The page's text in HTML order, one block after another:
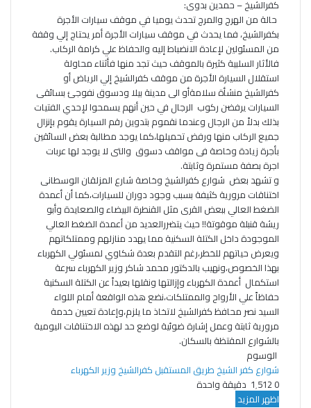
كفرالشيخ – حمدين بدوى:
حالة من الهرج والمرج تحدث يوميا في موقف سيارات الأجرة
بكفرالشيخ، فما يحدث في موقف سيارات الأجرة أمر يحتاج إلي وقفة
من المسئولين لإعادة الانضباط إليه والحفاظ علي كرامة الركاب.
فالأثار السلبية كثيرة بالموقف حيث تجد منها فأثناء محاولة
استقلال السيارة الأجرة من موقف كفرالشيخ إلي الرياض أو
كفرالشيخ منشأة سلامةأو الى مدينة بيلا ودسوق نفوجئ بسائقى
السيارات يرفضن ركوب الرجال في حين أنهم يسمحوا لإحدي الفتيات
بذلك بدلاً من الرجال وعندما نقموم بتدوين رقم السيارة يقوم بإنزال
جميع الركاب منها ورفض تحميلها،كما يوجد مطالبة بعض السائقين
بأجرة زيادة وخاصة فى مواقف دسوق والتى لا يوجد لها عربات
اجرة بصفة مستمرة وثابتة.
و تشهد بعض شوارع كفرالشيخ وخاصة شارع المزلقان الوسطانى
اختناقات مرورية كثيفة بسبب وجود دوران للسيارات،كما أن أعمدة
الضغط العالي ببعض القرى مثل القنطرة البيضاء والصعايدة وأبو
ريشة قنبلة موقوتة!! حيث يتضررالعديد من أعمدة الضغط العالي
الموجودة داخل الكتلة السكنية مما يهدد منازلهم وممتلكاتهم
ويعرض حياتهم للخطر،رغم التقدم بعدة شكاوي لمسئولي الكهرباء
بهذا الخصوص،ونهيب بالدكتور محمد شاكر وزير الكهرباء سرعة
استكمال أعمدة الكهرباء وإزالتها ونقلها بعيداً عن الكتلة السكنية
حفاظاً علي الأرواح والممتلكات،نضع هذه الواقعة أمام اللواء
السيد نصر محافظ كفرالشيخ لاتخاذ ما يلزم،وإعادة تعيين خدمة
مرورية ثابتة وعمل إشارة ضوئية لوضع حد لهذه الاختناقات اليومية
بالشوارع المقتظة بالسكان.
الوسوم
شوارع كفر الشيخ طريق المستقبل كفرالشيخ وزير الكهرباء
0
دقيقة واحدة
اظهر المزيد